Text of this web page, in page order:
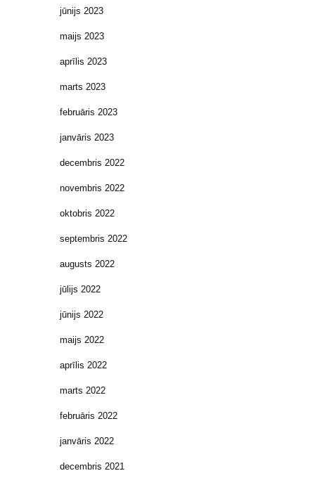
jūnijs 2023
maijs 2023
aprīlis 2023
marts 2023
februāris 2023
janvāris 2023
decembris 2022
novembris 2022
oktobris 2022
septembris 2022
augusts 2022
jūlijs 2022
jūnijs 2022
maijs 2022
aprīlis 2022
marts 2022
februāris 2022
janvāris 2022
decembris 2021